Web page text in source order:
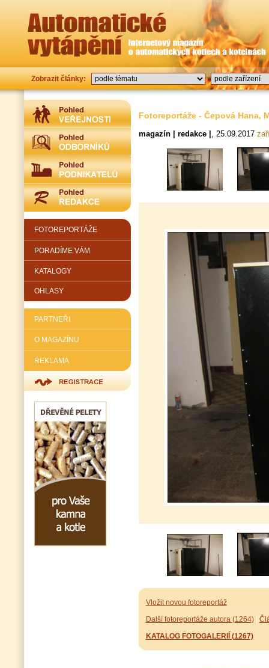
Zobrazit články:
FOTOREPORTÁŽE
PORADÍME VÁM
KATALOGY
OHLASY
PARTNEŘI
O MAGAZÍNU
REKLAMA
Fotoreportáže - Čepová Hana,
magazín | redakce | , 25.09.2017
Vložit novou fotoreportáž
Další fotoreportáže autora (1264) |
KATALOG FOTOGALERIÍ (1267)